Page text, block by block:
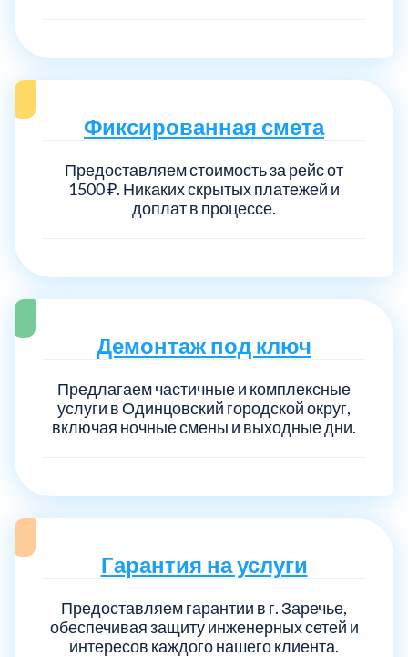
Фиксированная смета
Предоставляем стоимость за рейс от
1500 ₽. Никаких скрытых платежей и
доплат в процессе.
Демонтаж под ключ
Предлагаем частичные и комплексные
услуги в Одинцовский городской округ,
включая ночные смены и выходные дни.
Гарантия на услуги
Предоставляем гарантии в г. Заречье,
обеспечивая защиту инженерных сетей и
интересов каждого нашего клиента.